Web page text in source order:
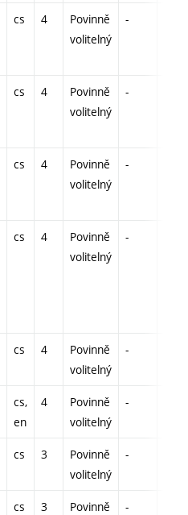
cs 4
Povinně
volitelný
-
cs 4
Povinně
volitelný
-
cs 4
Povinně
volitelný
-
cs 4
Povinně
volitelný
-
cs 4
Povinně
volitelný
-
cs,
en
4
Povinně
volitelný
-
cs 3
Povinně
volitelný
-
cs 3
Povinně
-